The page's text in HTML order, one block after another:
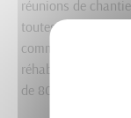
réunions de
toutes les
commune et
réhabilitation est
de 80 %.